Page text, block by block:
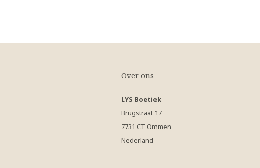
Over ons
LYS Boetiek
Brugstraat 17
7731 CT Ommen
Nederland